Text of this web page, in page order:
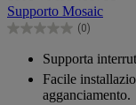
5
stelle.
Supporto Mosaic
(0)
0.0
stelle.
Supporta
Facile
agganciamento.